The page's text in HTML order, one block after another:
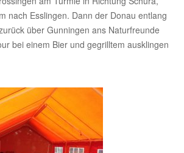
nach Esslingen. Dann der Donau entlang
über Gunningen ans Naturfreunde
bei einem Bier und gegrilltem ausklingen